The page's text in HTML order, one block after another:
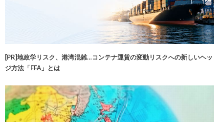
[PR]地政学リスク、港湾混雑…コンテナ運賃の変動リスクへの新しいヘッ
ジ方法「FFA」とは